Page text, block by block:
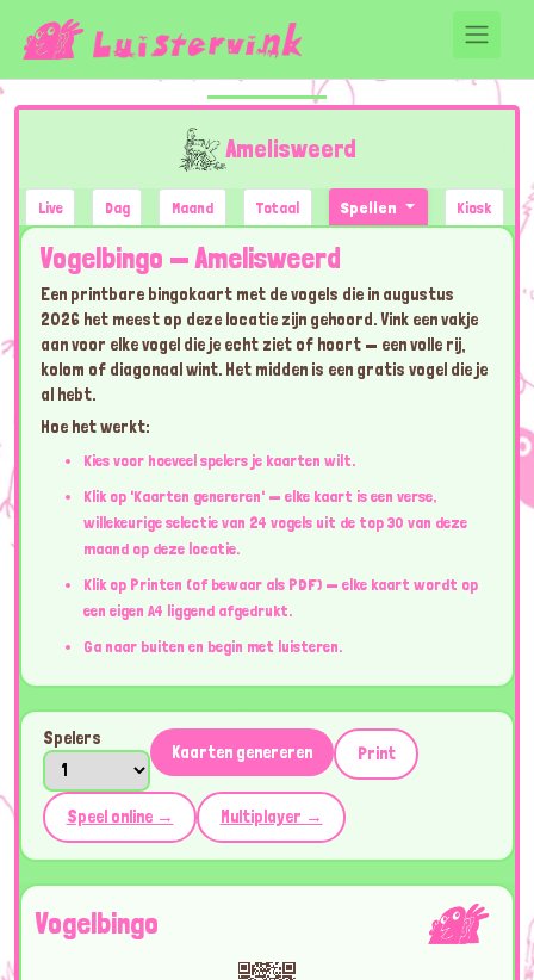
Amelisweerd
Live Dag Maand Totaal Spellen Kiosk
Vogelbingo — Amelisweerd
Een printbare bingokaart met de vogels die in augustus
2026 het meest op deze locatie zijn gehoord. Vink een vakje
aan voor elke vogel die je echt ziet of hoort — een volle rij,
kolom of diagonaal wint. Het midden is een gratis vogel die je
al hebt.
Hoe het werkt:
Kies voor hoeveel spelers je kaarten wilt.
Klik op 'Kaarten genereren' — elke kaart is een verse,
willekeurige selectie van 24 vogels uit de top 30 van deze
maand op deze locatie.
Klik op Printen (of bewaar als PDF) — elke kaart wordt op
een eigen A4 liggend afgedrukt.
Ga naar buiten en begin met luisteren.
Spelers
Kaarten genereren Print
Speel online → Multiplayer →
Vogelbingo